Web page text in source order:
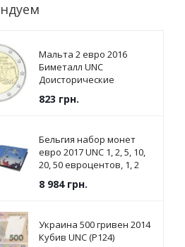
Мальта 2 евро 2016
Биметалл UNC
Доисторические
Джгантии
823 грн.
Бельгия набор монет
евро 2017 UNC 1, 2, 5, 10,
20, 50 евроцентов, 1, 2
упаковке
8 984грн.
Украина 500 гривен 2014
Кубив UNC (P124)